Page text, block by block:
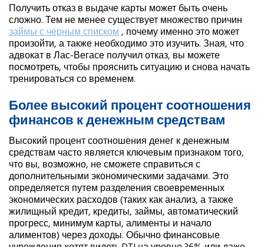
Получить отказ в выдаче карты может быть очень
сложно. Тем не менее существует множество причин
займы с черным списком, почему именно это может
произойти, а также необходимо это изучить. Зная, что
адвокат в Лас-Вегасе получил отказ, вы можете
посмотреть, чтобы прояснить ситуацию и снова начать
тренироваться со временем.
Более высокий процент соотношения
финансов к денежным средствам
Высокий процент соотношения денег к денежным
средствам часто является ключевым признаком того,
что вы, возможно, не сможете справиться с
дополнительными экономическими задачами. Это
определяется путем разделения своевременных
экономических расходов (таких как анализ, а также
жилищный кредит, кредиты, займы, автоматический
прогресс, минимум карты, алименты и начало
алиментов) через доходы. Обычно финансовые